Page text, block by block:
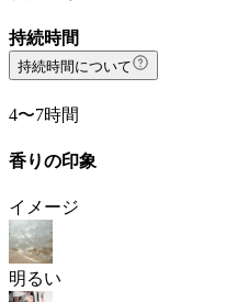
持続時間
持続時間について
4〜7時間
香りの印象
イメージ
明るい